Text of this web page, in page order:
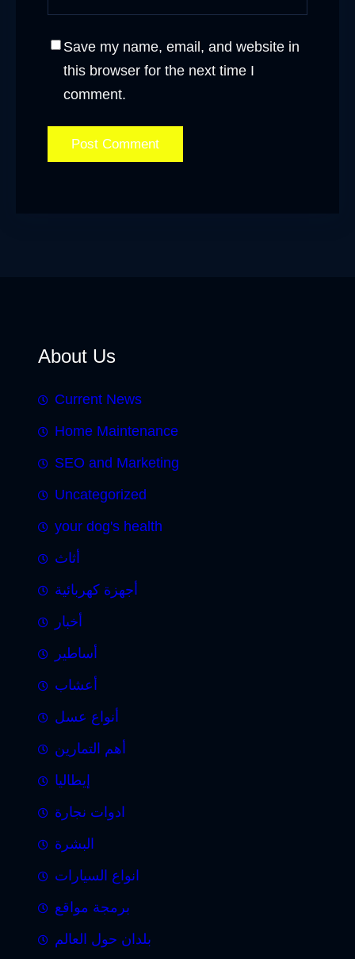
Save my name, email, and website in
this browser for the next time I
comment.
About Us
Current News
Home Maintenance
SEO and Marketing
Uncategorized
your dog's health
أثاث
أجهزة كهربائية
أخبار
أساطير
أعشاب
أنواع عسل
أهم التمارين
إيطاليا
ادوات نجارة
البشرة
انواع السيارات
برمجة مواقع
بلدان حول العالم